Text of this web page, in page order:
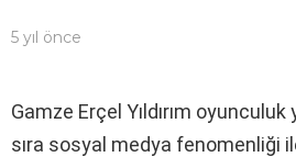
5 yıl önce
Gamze Erçel Yıldırım
sıra sosyal medya fenomenliği